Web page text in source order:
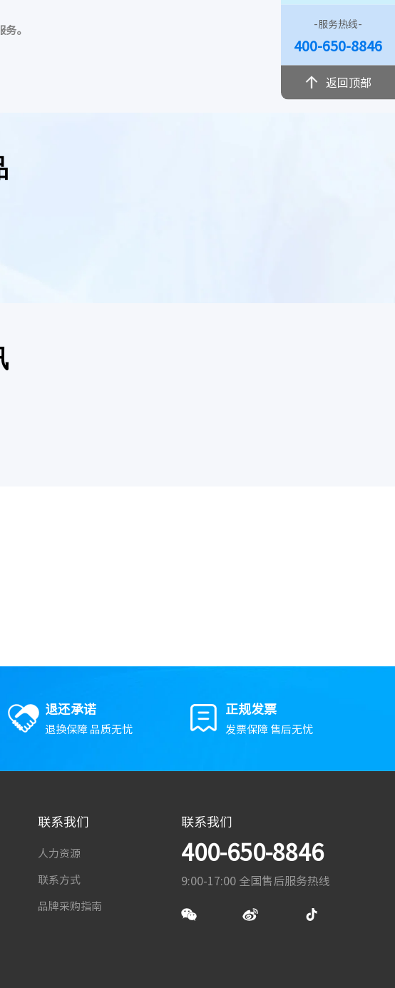
。
退还承诺
退换保障 品质无忧
正规发票
发票保障 售后无忧
联系我们
人力资源
联系方式
品牌采购指南
联系我们
400-650-8846
9:00-17:00 全国售后服务热线
-服务热线-
400-650-8846
返回顶部